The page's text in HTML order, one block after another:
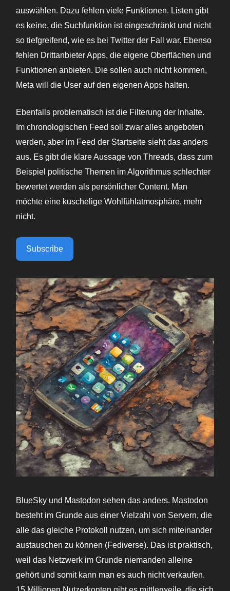
auswählen. Dazu fehlen viele Funktionen. Listen gibt
es keine, die Suchfunktion ist eingeschränkt und nicht
so tiefgreifend, wie es bei Twitter der Fall war. Ebenso
fehlen Drittanbieter Apps, die eigene Oberflächen und
Funktionen anbieten. Die sollen auch nicht kommen,
Meta will die User auf den eigenen Apps halten.
Ebenfalls problematisch ist die Filterung der Inhalte.
Im chronologischen Feed soll zwar alles angeboten
werden, aber im Feed der Startseite sieht das anders
aus. Es gibt die klare Aussage von Threads, dass zum
Beispiel politische Themen im Algorithmus schlechter
bewertet werden als persönlicher Content. Man
möchte eine kuschelige Wohlfühlatmosphäre, mehr
nicht.
Subscribe
BlueSky und Mastodon sehen das anders. Mastodon
besteht im Grunde aus einer Vielzahl von Servern, die
alle das gleiche Protokoll nutzen, um sich miteinander
austauschen zu können (Fediverse). Das ist praktisch,
weil das Netzwerk im Grunde niemanden alleine
gehört und somit kann man es auch nicht verkaufen.